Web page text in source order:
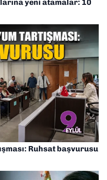
yeni atamalar: 10
Ruhsat başvurusu